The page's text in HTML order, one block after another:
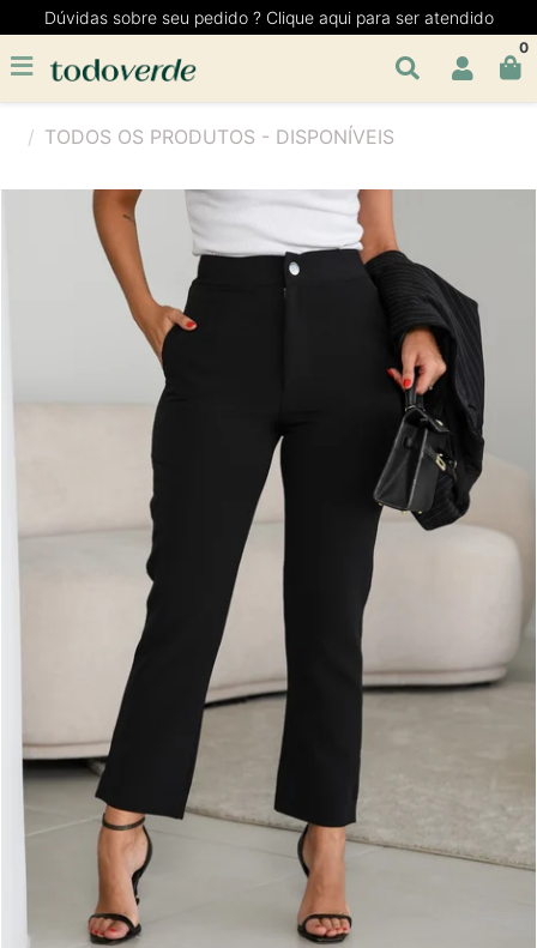
Dúvidas sobre seu pedido ? Clique aqui para ser atendido
0
TODOS OS PRODUTOS - DISPONÍVEIS